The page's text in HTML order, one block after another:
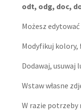
odt, odg, doc,
Możesz edytować
Modyfikuj kolory,
Dodawaj, usuwaj
Wstaw własne
W razie potrzeby